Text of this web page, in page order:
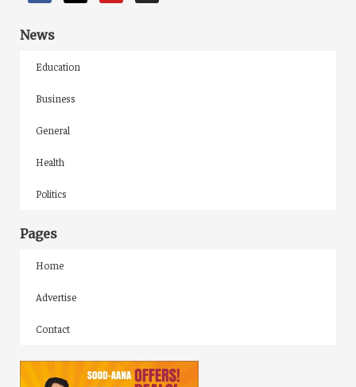
News
Education
Business
General
Health
Politics
Pages
Home
Advertise
Contact